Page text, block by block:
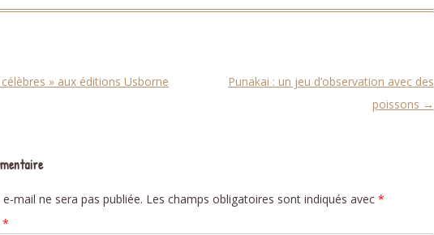
articles» aux éditions Usborne
Punakai : un jeu d’observation avec des
poissons →
mail ne sera pas publiée. Les champs obligatoires sont indiqués avec *
*